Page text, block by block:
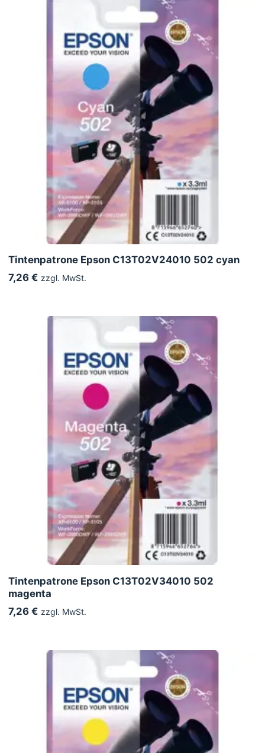
Tintenpatrone Epson C13T02V24010 502 cyan
7,26 € zzgl. MwSt.
Tintenpatrone Epson C13T02V34010 502
magenta
7,26 € zzgl. MwSt.